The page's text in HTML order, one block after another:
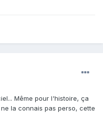
Même pour l'histoire, ça
la connais pas perso, cette